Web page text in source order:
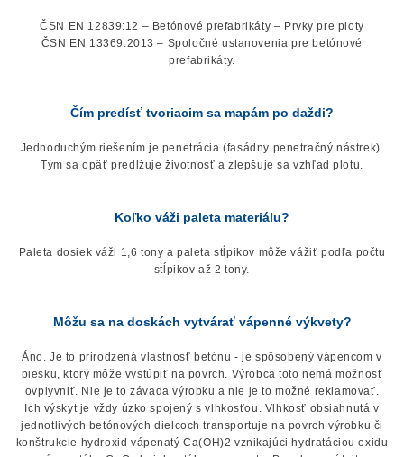
ČSN EN 12839:12 – Betónové prefabrikáty – Prvky pre ploty
ČSN EN 13369:2013 – Spoločné ustanovenia pre betónové
prefabrikáty.
Čím predísť tvoriacim sa mapám po daždi?
Jednoduchým riešením je penetrácia (fasádny penetračný nástrek).
Tým sa opäť predlžuje životnosť a zlepšuje sa vzhľad plotu.
Koľko váži paleta materiálu?
Paleta dosiek váži 1,6 tony a paleta stĺpikov môže vážiť podľa počtu
stĺpikov až 2 tony.
Môžu sa na doskách vytvárať vápenné výkvety?
Áno. Je to prirodzená vlastnosť betónu - je spôsobený vápencom v
piesku, ktorý môže vystúpiť na povrch. Výrobca toto nemá možnosť
ovplyvniť. Nie je to závada výrobku a nie je to možné reklamovať.
Ich výskyt je vždy úzko spojený s vlhkosťou. Vlhkosť obsiahnutá v
jednotlivých betónových dielcoch transportuje na povrch výrobku či
konštrukcie hydroxid vápenatý Ca(OH)2 vznikajúci hydratáciou oxidu